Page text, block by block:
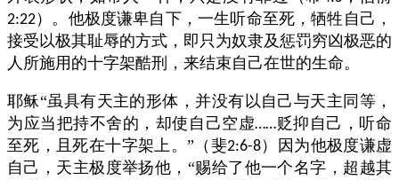
2:22）。他极度谦卑自下，一生听命至死，牺牲自己，
接受以极其耻辱的方式，即只为奴隶及惩罚穷凶极恶的
人所施用的十字架酷刑，来结束自己在世的生命。
耶稣“虽具有天主的形体，并没有以自己与天主同等，
为应当把持不舍的，却使自己空虚……贬抑自己，听命
至死，且死在十字架上。”（斐2:6-8）因为他极度谦虚
自己，天主极度举扬他，“赐给了他一个名字，超越其